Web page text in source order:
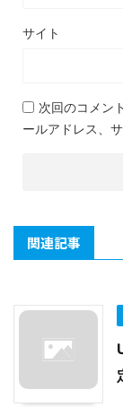
サイト
次回のコメン
ールアドレス、
関連記事